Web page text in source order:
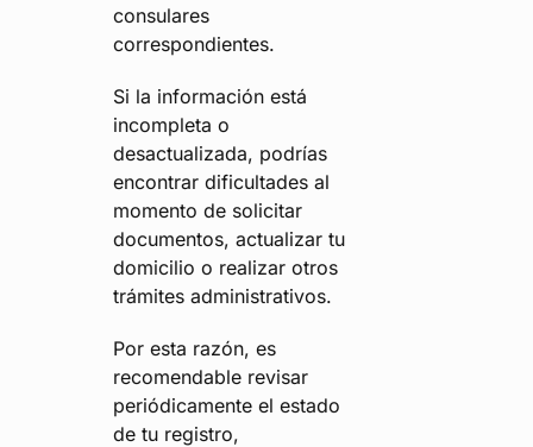
consulares
correspondientes.
Si la información está
incompleta o
desactualizada, podrías
encontrar dificultades al
momento de solicitar
documentos, actualizar tu
domicilio o realizar otros
trámites administrativos.
Por esta razón, es
recomendable revisar
periódicamente el estado
de tu registro,